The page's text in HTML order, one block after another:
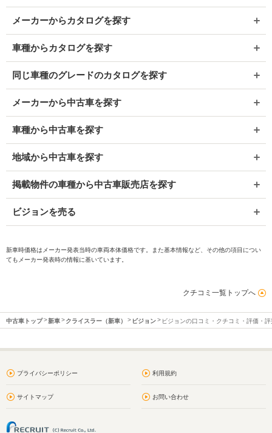
メーカーからカタログを探す
車種からカタログを探す
同じ車種のグレードのカタログを探す
メーカーから中古車を探す
車種から中古車を探す
地域から中古車を探す
掲載物件の車種から中古車販売店を探す
ビジョンを売る
新車時価格はメーカー発表当時の車両本体価格です。また基本情報など、その他の項目につい
てもメーカー発表時の情報に基いています。
クチコミ一覧トップへ
中古車トップ 新車 クライスラー（新車） ビジョン ビジョンの口コミ・クチコミ・評価・
プライバシーポリシー 利用規約
サイトマップ お問い合わせ